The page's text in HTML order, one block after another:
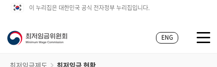
이 누리집은 대한민국 공식 전자정부 누리집입니다.
ENG
최저임금제도 최저임금 현황